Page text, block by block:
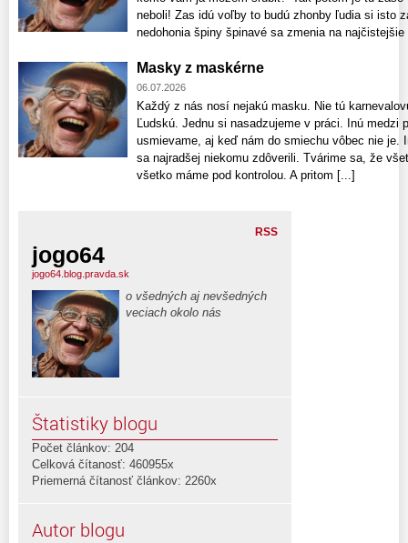
neboli! Zas idú voľby to budú zhonby ľudia si isto
nedohonia špiny špinavé sa zmenia na
Masky z maskérne
06.07.2026
Každý z nás nosí nejakú masku. Nie tú
Ľudskú. Jednu si nasadzujeme v práci. Inú medzi
usmievame, aj keď nám do smiechu vôbec nie je.
sa najradšej niekomu zdôverili. Tvárime sa, že
všetko máme pod kontrolou. A pritom [...]
RSS
jogo64
jogo64.blog.pravda.sk
o všedných aj nevšedných
veciach okolo nás
Štatistiky blogu
Počet článkov: 204
Celková čítanosť: 460955x
Priemerná čítanosť článkov: 2260x
Autor blogu